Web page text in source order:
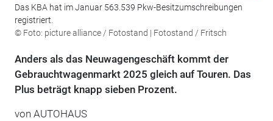
Das KBA hat im Januar 563.539 Pkw-Besitzumschreibungen
registriert.
© Foto: picture alliance / Fotostand | Fotostand / Fritsch
Anders als das Neuwagengeschäft kommt der
Gebrauchtwagenmarkt 2025 gleich auf Touren. Das
Plus beträgt knapp sieben Prozent.
von AUTOHAUS